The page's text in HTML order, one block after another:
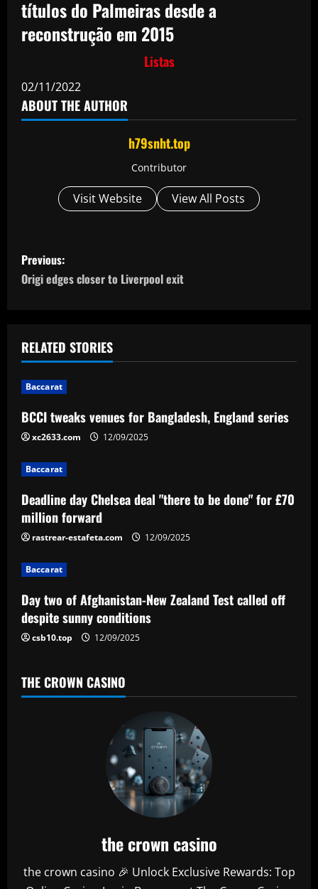
títulos do Palmeiras desde a
reconstrução em 2015
Listas
02/11/2022
ABOUT THE AUTHOR
h79snht.top
Contributor
Visit Website View All Posts
P
o
t
n
a
v
i
g
a
t
i
o
n
Previous:
Origi edges closer to Liverpool exit
RELATED STORIES
Baccarat
BCCI tweaks venues for Bangladesh, England series
xc2633.com 12/09/2025
Baccarat
Deadline day Chelsea deal "there to be done" for £70
million forward
rastrear-estafeta.com 12/09/2025
Baccarat
Day two of Afghanistan-New Zealand Test called off
despite sunny conditions
csb10.top 12/09/2025
THE CROWN CASINO
the crown casino
the crown casino 🎉 Unlock Exclusive Rewards: Top